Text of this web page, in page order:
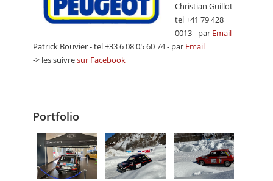
Christian Guillot -
tel +41 79 428
0013 - par Email
Patrick Bouvier - tel +33 6 08 05 60 74 - par Email
-> les suivresur Facebook
Portfolio